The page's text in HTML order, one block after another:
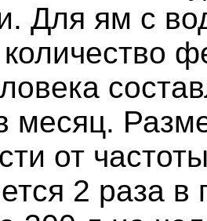
Для ям с
месяц.
от
2 раза в